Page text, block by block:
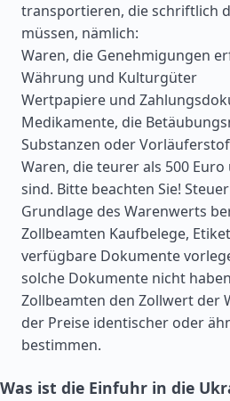
transportieren, die schriftlich
müssen, nämlich:
Waren, die Genehmigungen
Währung und Kulturgüter
Wertpapiere und
Medikamente, die
Substanzen oder
Waren, die teurer als 500
sind. Bitte beachten Sie!
Grundlage des Warenwerts
Zollbeamten Kaufbelege,
verfügbare Dokumente
solche Dokumente nicht
Zollbeamten den Zollwert der
der Preise identischer oder
bestimmen.
Was ist die Einfuhr in die